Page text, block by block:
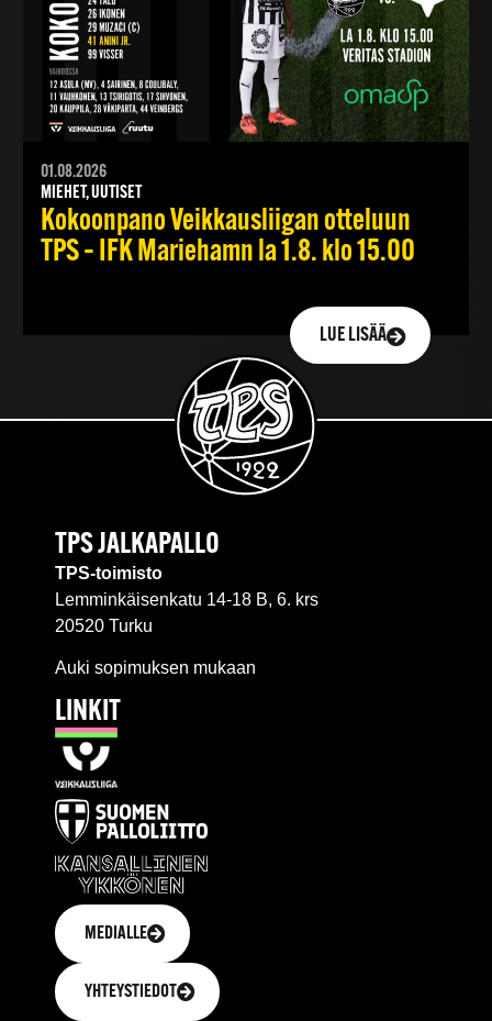
01.08.2026
MIEHET, UUTISET
Kokoonpano Veikkausliigan otteluun
TPS – IFK Mariehamn la 1.8. klo 15.00
LUE LISÄÄ
TPS JALKAPALLO
TPS-toimisto
Lemminkäisenkatu 14-18 B, 6. krs
20520 Turku
Auki sopimuksen mukaan
LINKIT
MEDIALLE
YHTEYSTIEDOT